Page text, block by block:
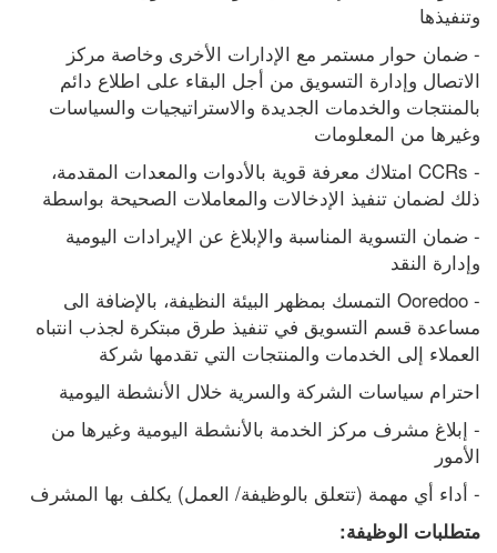
وتنفيذها
وغيرها من المعلومات
ذلك لضمان تنفيذ الإدخالات والمعاملات الصحيحة بواسطة
وإدارة النقد
العملاء إلى الخدمات والمنتجات التي تقدمها شركة
احترام سياسات الشركة والسرية خلال الأنشطة اليومية
الأمور
- أداء أي مهمة (تتعلق بالوظيفة/ العمل) يكلف بها المشرف
متطلبات الوظيفة: